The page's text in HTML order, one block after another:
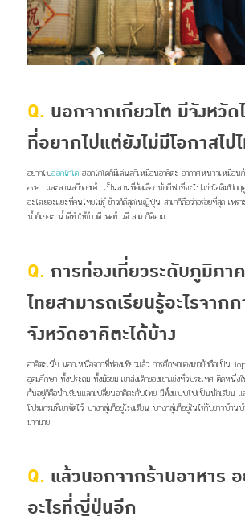
Q. นอกจากเกียวโต มีจังหวั
ที่อยากไปแต่ยังไม่มีโอกาสไป
อยากไปฮอกไกโดฮอกไกโดก็มีเล่นสกีเหมือนอาคิตะ อากาศหนาวเหมือ
องศา และลานสกีของเค้า เป็นลานที่คัดเลือกนักกีฬาที่จะไปแข่งโอลิมปิก
อะไรเยอะแยะที่คนไทยไม่รู้ ข้าวก็ดีสุดในญี่ปุ่น สาเกก็ถือว่าอร่อยที่สุด เพร
น้ำก็เยอะ น้ำดีทำให้ข้าวดี พอข้าวดี สาเกก็ดีตาม
Q. การท่องเที่ยวระดับภูมิภา
ไทยสามารถเรียนรู้อะไรจาก
จังหวัดอาคิตะได้บ้าง
อาคิตะเนี่ย นอกเหนือจากที่ท่องเที่ยวแล้ว การศึกษาของเขายังถือเป็น
อุดมศึกษา ทั้งประถม ทั้งมัธยม เขาส่งเด็กของเขาแข่งทั่วประเทศ ติดหนึ่ง
กันอยู่ก็คือนักเรียนแลกเปลี่ยนอาคิตะกับไทย มีทั้งแบบไปเป็นนักเรียน
โปรแกรมที่เขาจัดไว้ บางกลุ่มก็อยู่โรงเรียน บางกลุ่มก็อยู่ในไร่กับชาวบ้า
มากมาย
Q. แล้วนอกจากร้านอาหาร
อะไรที่ญี่ปุ่นอีก